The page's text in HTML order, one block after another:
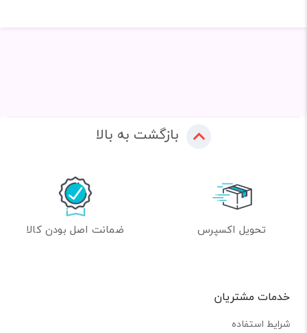
بازگشت به بالا
تحویل اکسپرس ضمانت اصل بودن کالا
خدمات مشتریان
شرایط استفاده